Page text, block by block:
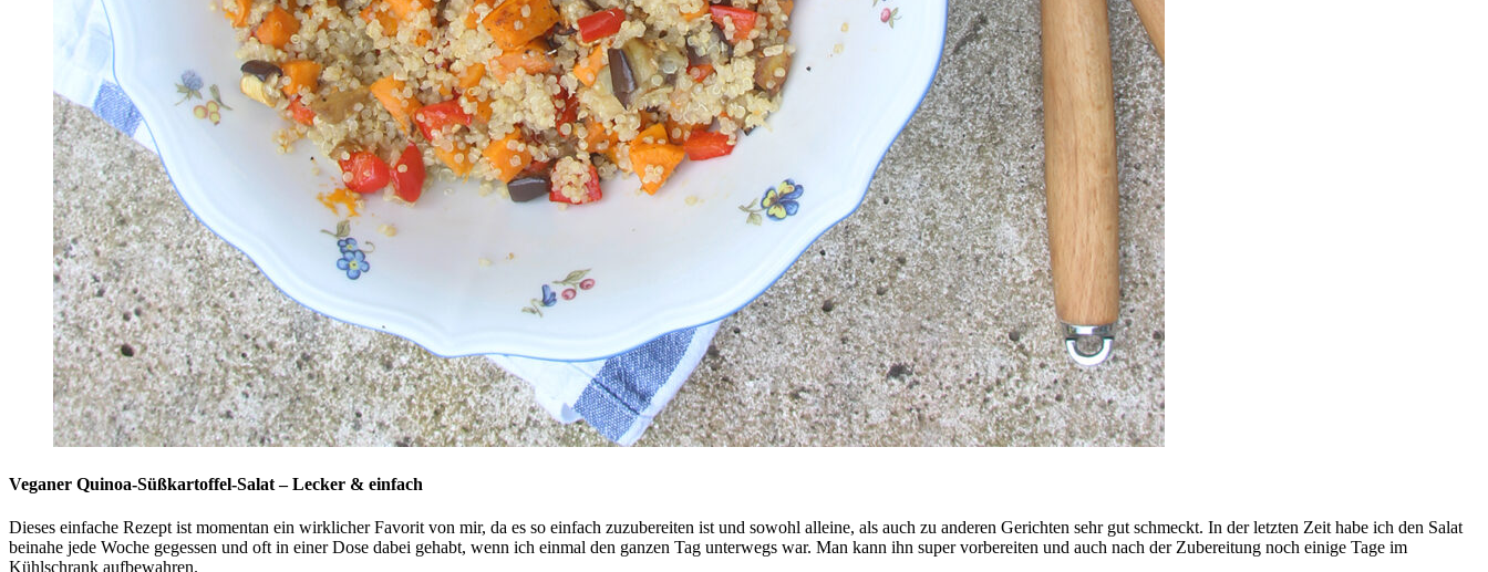
Veganer Quinoa-Süßkartoffel-Salat – Lecker & einfach
Dieses einfache Rezept ist momentan ein wirklicher Favorit von mir, da es so einfach zuzubereiten ist und sowohl alleine, als auch zu anderen Gerichten sehr gut schmeckt. In der letzten Zeit habe ich den Salat
beinahe jede Woche gegessen und oft in einer Dose dabei gehabt, wenn ich einmal den ganzen Tag unterwegs war. Man kann ihn super vorbereiten und auch nach der Zubereitung noch einige Tage im
Kühlschrank aufbewahren.